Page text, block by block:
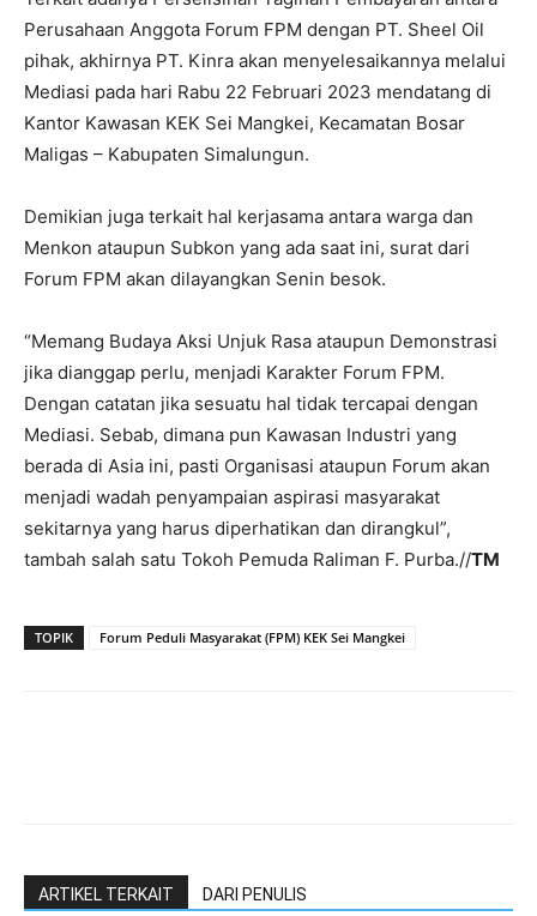
Perusahaan Anggota Forum FPM dengan PT. Sheel Oil
pihak, akhirnya PT. Kinra akan menyelesaikannya melalui
Mediasi pada hari Rabu 22 Februari 2023 mendatang di
Kantor Kawasan KEK Sei Mangkei, Kecamatan Bosar
Maligas – Kabupaten Simalungun.
Demikian juga terkait hal kerjasama antara warga dan
Menkon ataupun Subkon yang ada saat ini, surat dari
Forum FPM akan dilayangkan Senin besok.
“Memang Budaya Aksi Unjuk Rasa ataupun Demonstrasi
jika dianggap perlu, menjadi Karakter Forum FPM.
Dengan catatan jika sesuatu hal tidak tercapai dengan
Mediasi. Sebab, dimana pun Kawasan Industri yang
berada di Asia ini, pasti Organisasi ataupun Forum akan
menjadi wadah penyampaian aspirasi masyarakat
sekitarnya yang harus diperhatikan dan dirangkul”,
tambah salah satu Tokoh Pemuda Raliman F. Purba.//TM
TOPIK Forum Peduli Masyarakat (FPM) KEK Sei Mangkei
ARTIKEL TERKAIT DARI PENULIS